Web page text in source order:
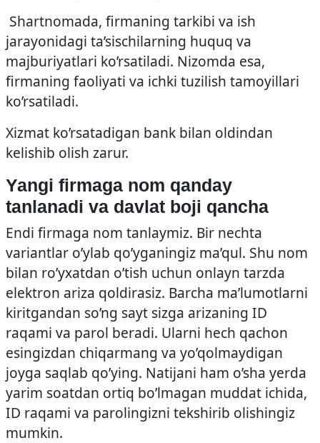
Shartnomada, firmaning tarkibi va ish
jarayonidagi ta’sischilarning huquq va
majburiyatlari ko’rsatiladi. Nizomda esa,
firmaning faoliyati va ichki tuzilish tamoyillari
ko’rsatiladi.
Xizmat ko’rsatadigan bank bilan oldindan
kelishib olish zarur.
Yangi firmaga nom qanday
tanlanadi va davlat boji qancha
Endi firmaga nom tanlaymiz. Bir nechta
variantlar o’ylab qo’yganingiz ma’qul. Shu nom
bilan ro’yxatdan o’tish uchun onlayn tarzda
elektron ariza qoldirasiz. Barcha ma’lumotlarni
kiritgandan so’ng sayt sizga arizaning ID
raqami va parol beradi. Ularni hech qachon
esingizdan chiqarmang va yo’qolmaydigan
joyga saqlab qo’ying. Natijani ham o’sha yerda
yarim soatdan ortiq bo’lmagan muddat ichida,
ID raqami va parolingizni tekshirib olishingiz
mumkin.